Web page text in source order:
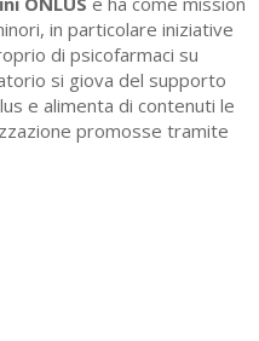
in particolare iniziative
di psicofarmaci su
si giova del supporto
e alimenta di contenuti le
promosse tramite